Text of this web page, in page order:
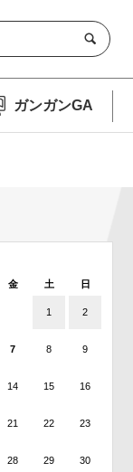
ガンガンGA
金 土 日
1 2
7 8 9
14 15 16
21 22 23
28 29 30